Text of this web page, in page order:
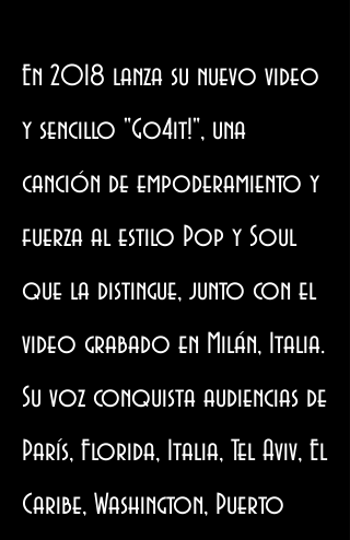
En 2018 lanza su nuevo video
y sencillo "Go4it!", una
canción de empoderamiento y
fuerza al estilo Pop y Soul
que la distingue, junto con el
video grabado en Milán, Italia.
Su voz conquista audiencias de
París, Florida, Italia, Tel Aviv, El
Caribe, Washington, Puerto